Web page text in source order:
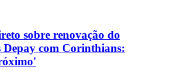
sobre renovação do
Depay com Corinthians: